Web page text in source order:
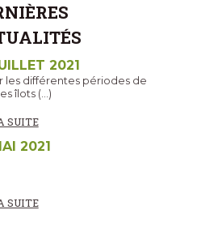
2021
les différentes périodes de
îlots (…)
SUITE
2021
SUITE